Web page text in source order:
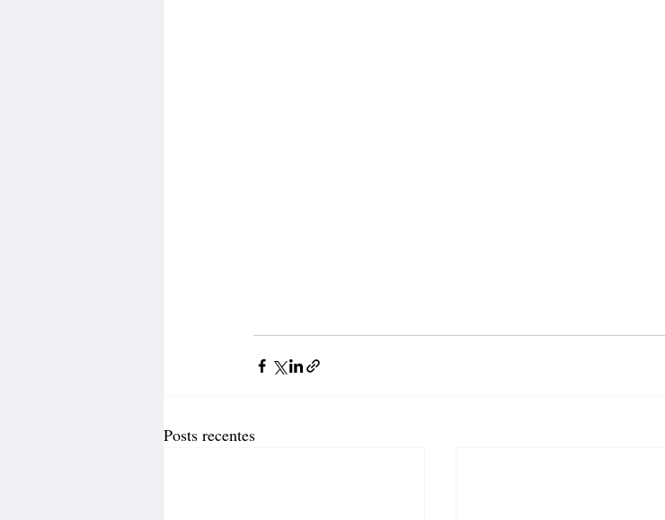
Posts recentes